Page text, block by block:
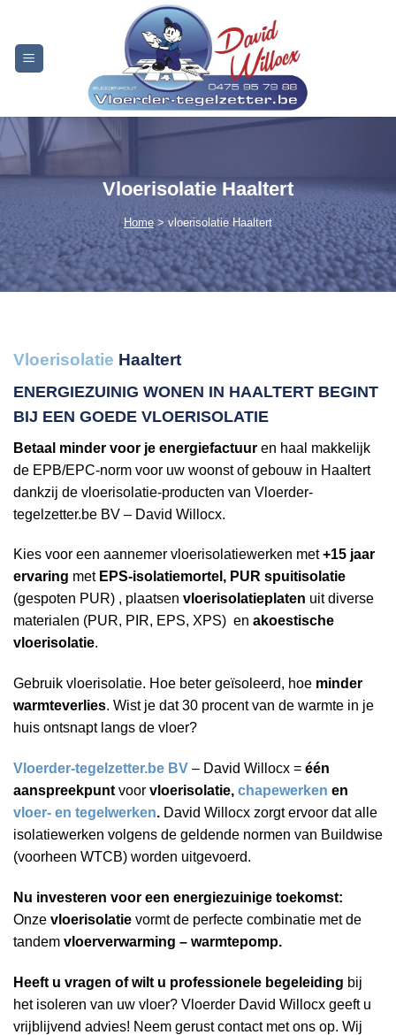
content
Vloerisolatie Haaltert
Home> vloerisolatie Haaltert
Vloerisolatie Haaltert
ENERGIEZUINIG WONEN IN HAALTERT BEGINT
BIJ EEN GOEDE VLOERISOLATIE
Betaal minder voor je energiefactuur en haal makkelijk
de EPB/EPC-norm voor uw woonst of gebouw in Haaltert
dankzij de vloerisolatie-producten van Vloerder-
tegelzetter.be BV – David Willocx.
Kies voor een aannemer vloerisolatiewerken met+15 jaar
ervaring met EPS-isolatiemortel, PUR spuitisolatie
(gespoten PUR) , plaatsen vloerisolatieplaten uit diverse
materialen (PUR, PIR, EPS, XPS) en akoestische
vloerisolatie.
Gebruik vloerisolatie. Hoe beter geïsoleerd, hoe minder
warmteverlies. Wist je dat 30 procent van de warmte in je
huis ontsnapt langs de vloer?
Vloerder-tegelzetter.be BV – David Willocx = één
aanspreekpunt voor vloerisolatie, chapewerken en
vloer- en tegelwerken. David Willocx zorgt ervoor dat alle
isolatiewerken volgens de geldende normen van Buildwise
(voorheen WTCB) worden uitgevoerd.
Nu investeren voor een energiezuinige toekomst:
Onze vloerisolatie vormt de perfecte combinatie met de
tandem vloerverwarming – warmtepomp.
Heeft u vragen of wilt u professionele begeleiding bij
het isoleren van uw vloer? Vloerder David Willocx geeft u
vrijblijvend advies! Neem gerust contact met ons op. Wij